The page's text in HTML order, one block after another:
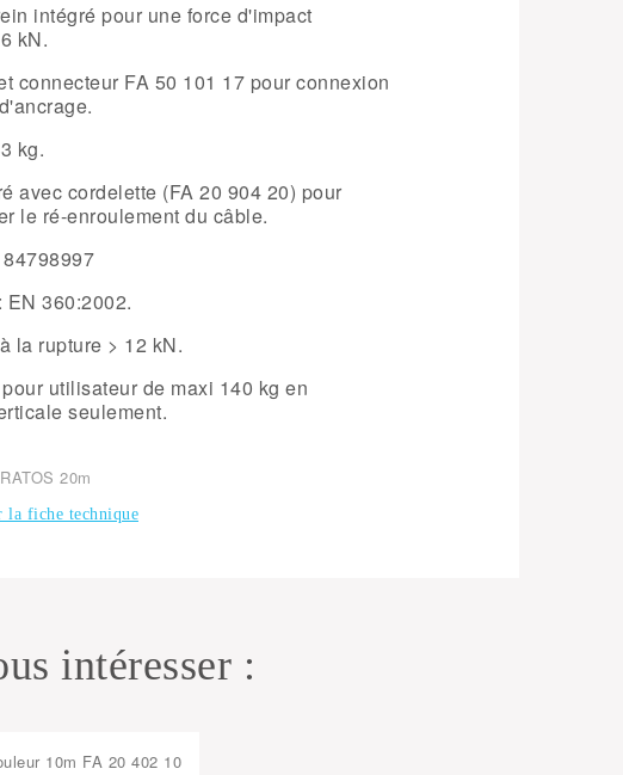
intégré pour une force d'impact
kN.
connecteur FA 50 101 17 pour connexion
kg.
avec cordelette (FA 20 904 20) pour
le ré-enroulement du câble.
84798997
EN 360:2002.
la rupture > 12 kN.
utilisateur de maxi 140 kg en
seulement.
20m
la fiche technique
intéresser :